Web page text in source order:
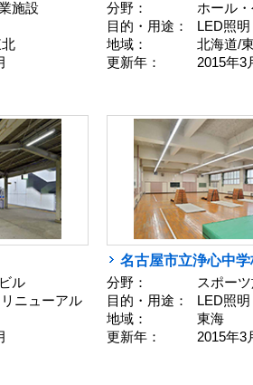
施設
分野：
ホール
目的・用途：
LED照
地域：
北海道/
更新年：
2015年3
ル
ニューアル
名古屋市立浄心中
分野：
スポー
目的・用途：
LED照
地域：
東海
更新年：
2015年3